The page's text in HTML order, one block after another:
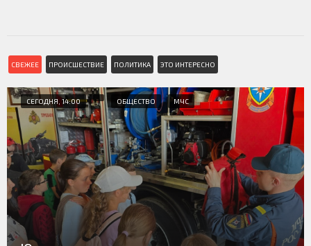
СВЕЖЕЕ ПРОИСШЕСТВИЕ ПОЛИТИКА ЭТО ИНТЕРЕСНО
СЕГОДНЯ, 14:00 ОБЩЕСТВО МЧС